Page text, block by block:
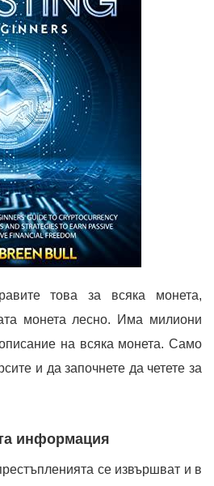
това за всяка монета,
монета лесно. Има милиони
на всяка монета. Само
и да започнете да четете за
информация
се извършват и в